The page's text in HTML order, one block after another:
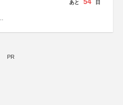
あと 日
PR